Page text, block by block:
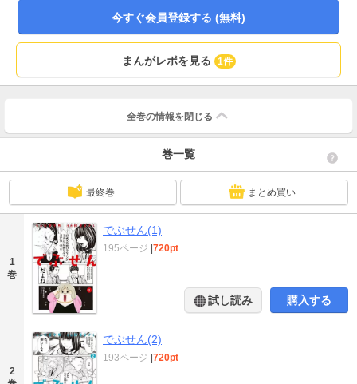
今すぐ会員登録する (無料)
まんがレポを見る 1件
全巻の情報を 閉じる
巻一覧
最終巻 まとめ買い
1
巻
でぶせん(1)
195ページ |720pt
試し読み 購入する
2
でぶせん(2)
193ページ |720pt